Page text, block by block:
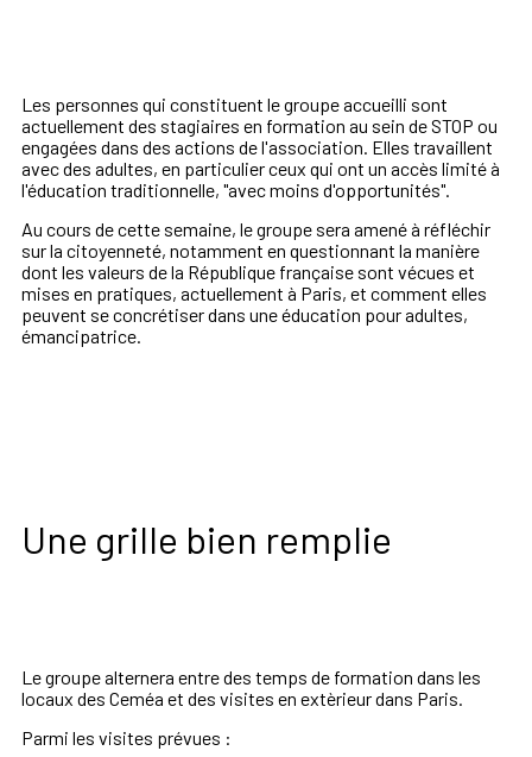
Les personnes qui constituent le groupe accueilli sont
actuellement des stagiaires en formation au sein de STOP ou
engagées dans des actions de l'association. Elles travaillent
avec des adultes, en particulier ceux qui ont un accès limité à
l'éducation traditionnelle, "avec moins d'opportunités".
Au cours de cette semaine, le groupe sera amené à réfléchir
sur la citoyenneté, notamment en questionnant la manière
dont les valeurs de la République française sont vécues et
mises en pratiques, actuellement à Paris, et comment elles
peuvent se concrétiser dans une éducation pour adultes,
émancipatrice.
Une grille bien remplie
Le groupe alternera entre des temps de formation dans les
locaux des Ceméa et des visites en extèrieur dans Paris.
Parmi les visites prévues :